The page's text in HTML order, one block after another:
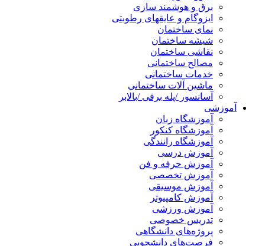
برق و هوشمند سازی
ایزوگام و عایقهای رطوبتی
نمای ساختمان
شیشه ساختمان
نقاشی ساختمان
مصالح ساختمانی
خدمات ساختمانی
ماشین آلات ساختمانی
آسانسور /پله برقی /بالابر
آموزشی
آموزشگاه زبان
آموزشگاه کنکور
آموزشگاه رانندگی
آموزش درسی
آموزش حرفه و فن
آموزش تخصصی
آموزش موسیقی
آموزش کامپیوتر
آموزش ورزشی
تدریس خصوصی
پروژه‌های دانشگاهی
فرصت‌های دانشجویی